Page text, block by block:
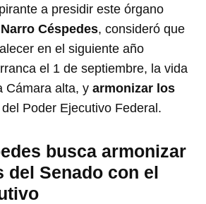
a presidir este órgano
Céspedes, consideró que
en el siguiente año
el 1 de septiembre, la vida
Cámara alta, yarmonizar los
Poder Ejecutivo Federal.
busca armonizar
del Senado con el